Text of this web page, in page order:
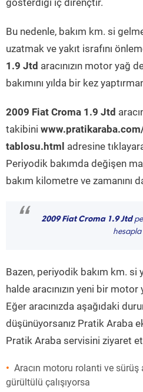
gösterdiği iç dirençtir.
Bu nedenle, bakım km. si
uzatmak ve yakıt israfını
1.9 Jtd aracınızın motor yağ
bakımını yılda bir kez
2009 Fiat Croma 1.9 Jtd
takibini
tablosu.html adresine
Periyodik bakımda değişen
bakım kilometre ve zamanını
“ 2009 Fiat Croma 1.9 Jtd
hesapla
Bazen, periyodik bakım km. si
halde aracınızın yeni bir motor
Eğer aracınızda aşağıdaki
düşünüyorsanız Pratik Araba
Pratik Araba servisini ziyaret
Aracın motoru rolanti ve
gürültülü çalışıyorsa